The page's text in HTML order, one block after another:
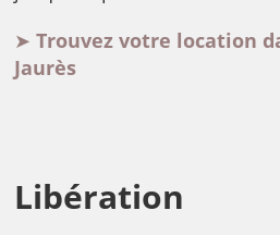
➤ Trouvez votre location
Jaurès
Libération